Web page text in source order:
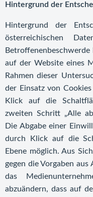
Hintergrund der
Hintergrund der
österreichischen
auf der Website eines
Rahmen dieser
der Einsatz von
Klick auf die
zweiten Schritt „Alle
Die Abgabe einer
durch Klick auf die
Ebene möglich. Aus
gegen die Vorgaben
das
abzuändern, dass auf